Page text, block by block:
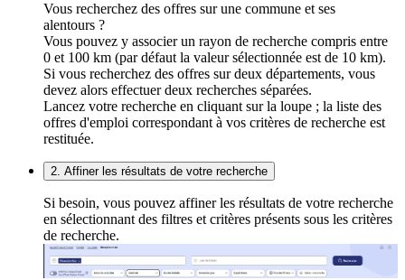
Vous recherchez des offres sur une commune et ses
alentours ?
Vous pouvez y associer un rayon de recherche compris entre
0 et 100 km (par défaut la valeur sélectionnée est de 10 km).
Si vous recherchez des offres sur deux départements, vous
devez alors effectuer deux recherches séparées.
Lancez votre recherche en cliquant sur la loupe ; la liste des
offres d'emploi correspondant à vos critères de recherche est
restituée.
2. Affiner les résultats de votre recherche
Si besoin, vous pouvez affiner les résultats de votre recherche
en sélectionnant des filtres et critères présents sous les critères
de recherche.